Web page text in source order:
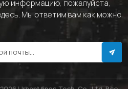
информацию, пожалуйста,
Мы ответим вам как можно